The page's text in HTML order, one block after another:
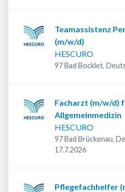
Teamassistenz
(m/w/d)
HESCURO
97 Bad Bocklet,
Facharzt (m/w/d)
Allgemeinmedizin
HESCURO
97 Bad Brückenau,
Veröffentlicht
17.7.2026
Pflegefachhelfer